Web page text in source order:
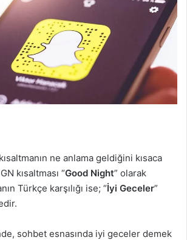
ne anlama geldiğini kısaca
kısaltması “Good Night” olarak
Türkçe karşılığı ise; “İyi Geceler”
sohbet esnasında iyi geceler demek